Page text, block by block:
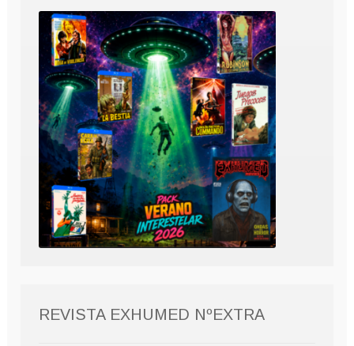
REVISTA EXHUMED NºEXTRA